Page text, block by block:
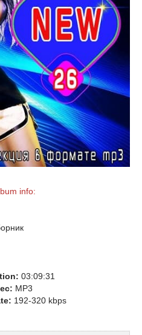
info:
03:09:31
MP3
192-320 kbps